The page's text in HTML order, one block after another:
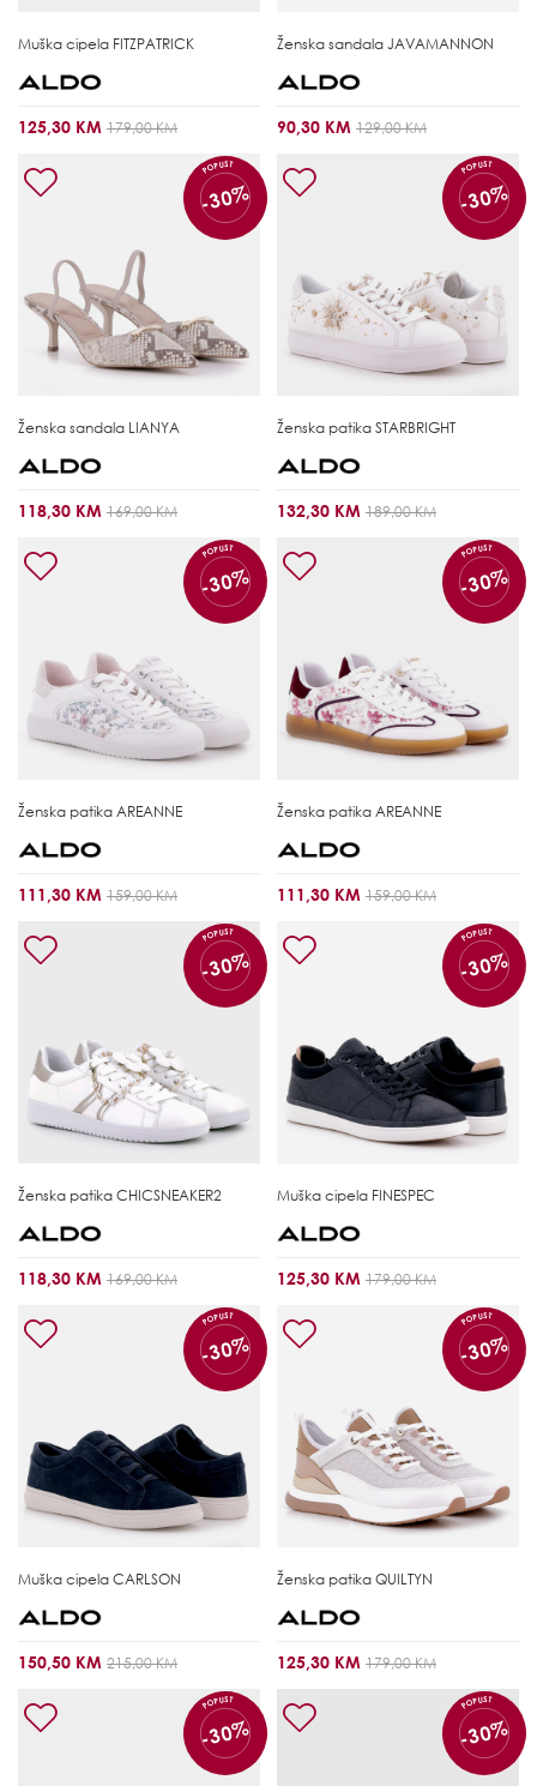
Muška cipela FITZPATRICK
125,30 KM 179,00 KM
Ženska sandala JAVAMANNON
90,30 KM 129,00 KM
POPUST
-30%
Ženska sandala LIANYA
118,30 KM 169,00 KM
POPUST
-30%
Ženska patika STARBRIGHT
132,30 KM 189,00 KM
POPUST
-30%
Ženska patika AREANNE
111,30 KM 159,00 KM
POPUST
-30%
Ženska patika AREANNE
111,30 KM 159,00 KM
POPUST
-30%
Ženska patika CHICSNEAKER2
118,30 KM 169,00 KM
POPUST
-30%
Muška cipela FINESPEC
125,30 KM 179,00 KM
POPUST
-30%
Muška cipela CARLSON
150,50 KM 215,00 KM
POPUST
-30%
Ženska patika QUILTYN
125,30 KM 179,00 KM
POPUST
-30%
POPUST
-30%